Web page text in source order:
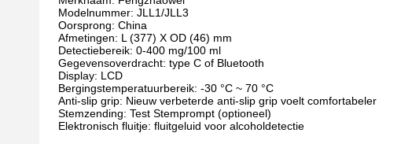
Modelnummer: JLL1/JLL3
Oorsprong: China
Afmetingen: L (377) X OD (46) mm
Detectiebereik: 0-400 mg/100 ml
Gegevensoverdracht: type C of Bluetooth
Display: LCD
Bergingstemperatuurbereik: -30 °C ~ 70 °C
Anti-slip grip: Nieuw verbeterde anti-slip grip voelt comfortabeler
Stemzending: Test Stemprompt (optioneel)
Elektronisch fluitje: fluitgeluid voor alcoholdetectie